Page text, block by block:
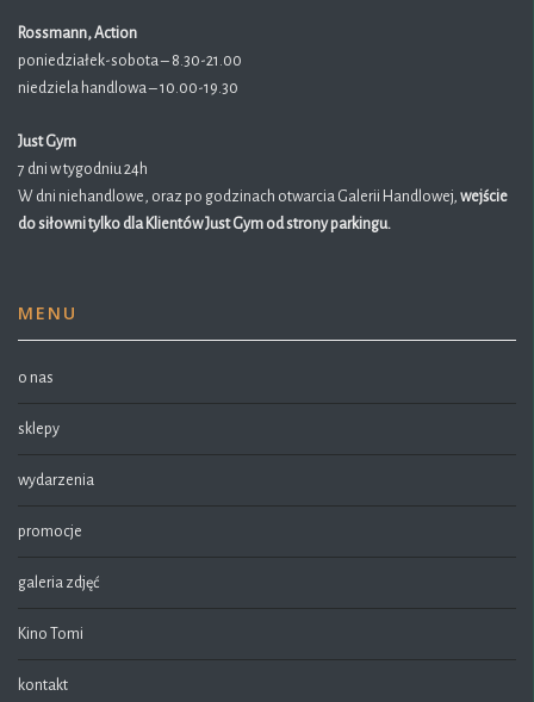
Rossmann, Action
poniedziałek-sobota – 8.30-21.00
niedziela handlowa – 10.00-19.30
Just Gym
7 dni w tygodniu 24h
W dni niehandlowe, oraz po godzinach otwarcia Galerii Handlowej, wejście
do siłowni tylko dla Klientów Just Gym od strony parkingu.
MENU
o nas
sklepy
wydarzenia
promocje
galeria zdjęć
Kino Tomi
kontakt